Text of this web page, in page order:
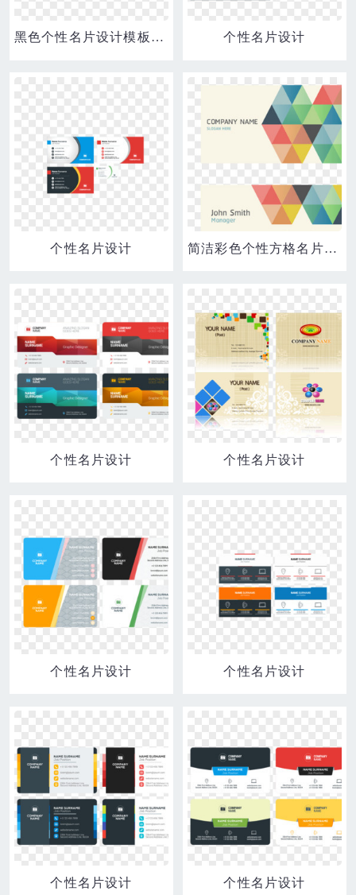
黑色个性名片设计模板素材下载 个性名片设计
个性名片设计 简洁彩色个性方格名片设计模板
个性名片设计 个性名片设计
个性名片设计 个性名片设计
个性名片设计 个性名片设计